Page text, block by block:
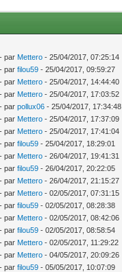
- par Mettero - 25/04/2017, 07:25:14
- parfilou59 - 25/04/2017, 09:59:27
- par Mettero - 25/04/2017, 14:44:40
- par Mettero - 25/04/2017, 17:03:52
- parpollux06 - 25/04/2017, 17:34:48
- par Mettero - 25/04/2017, 17:37:09
- par Mettero - 25/04/2017, 17:41:04
- parfilou59 - 25/04/2017, 18:29:01
- par Mettero - 26/04/2017, 19:41:31
- parfilou59 - 26/04/2017, 20:22:05
- par Mettero - 26/04/2017, 21:15:27
- par Mettero - 02/05/2017, 07:31:15
- parfilou59 - 02/05/2017, 08:28:38
- par Mettero - 02/05/2017, 08:42:06
- parfilou59 - 02/05/2017, 08:58:54
- par Mettero - 02/05/2017, 11:29:22
- par Mettero - 04/05/2017, 20:09:26
- parfilou59 - 05/05/2017, 10:07:09